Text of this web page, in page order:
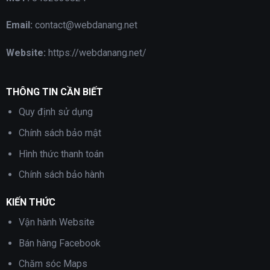
Email: contact@webdanang.net
Website: https://webdanang.net/
THÔNG TIN CẦN BIẾT
Quy định sử dụng
Chính sách bảo mật
Hình thức thanh toán
Chính sách bảo hành
KIẾN THỨC
Vận hành Website
Bán hàng Facebook
Chăm sóc Maps